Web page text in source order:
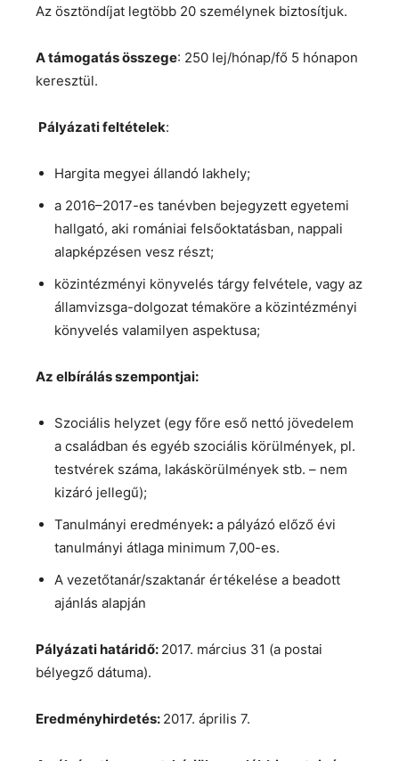
Az ösztöndíjat legtöbb 20 személynek biztosítjuk.
A támogatás összege: 250 lej/hónap/fő 5 hónapon
keresztül.
Pályázati feltételek:
Hargita megyei állandó lakhely;
a 2016–2017-es tanévben bejegyzett egyetemi
hallgató, aki romániai felsőoktatásban, nappali
alapképzésen vesz részt;
közintézményi könyvelés tárgy felvétele, vagy az
államvizsga-dolgozat témaköre a közintézményi
könyvelés valamilyen aspektusa;
Az elbírálás szempontjai:
Szociális helyzet (egy főre eső nettó jövedelem
a családban és egyéb szociális körülmények, pl.
testvérek száma, lakáskörülmények stb. – nem
kizáró jellegű);
Tanulmányi eredmények: a pályázó előző évi
tanulmányi átlaga minimum 7,00-es.
A vezetőtanár/szaktanár értékelése a beadott
ajánlás alapján
Pályázati határidő: 2017. március 31 (a postai
bélyegző dátuma).
Eredményhirdetés: 2017. április 7.